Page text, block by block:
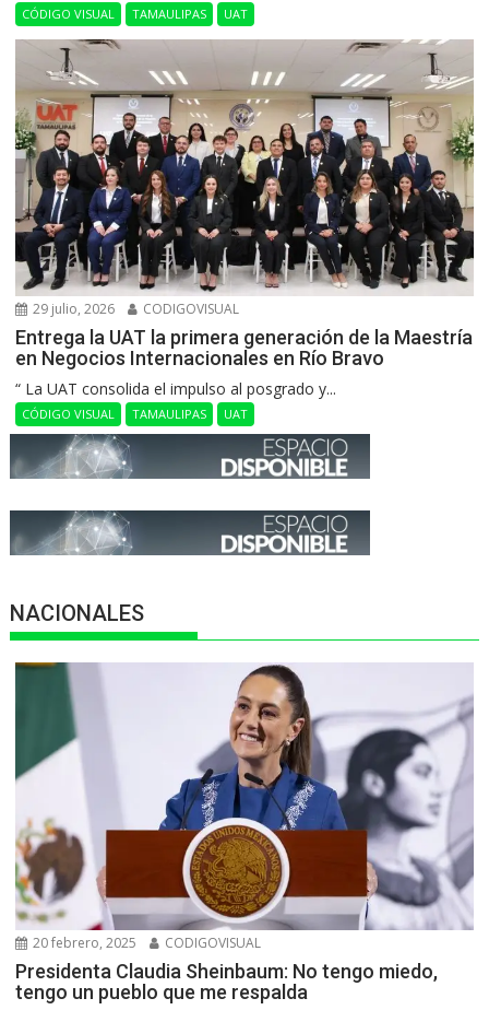
CÓDIGO VISUAL TAMAULIPAS UAT
29 julio, 2026 CODIGOVISUAL
Entrega la UAT la primera generación de la Maestría
en Negocios Internacionales en Río Bravo
“ La UAT consolida el impulso al posgrado y...
CÓDIGO VISUAL TAMAULIPAS UAT
NACIONALES
20 febrero, 2025 CODIGOVISUAL
Presidenta Claudia Sheinbaum: No tengo miedo,
tengo un pueblo que me respalda